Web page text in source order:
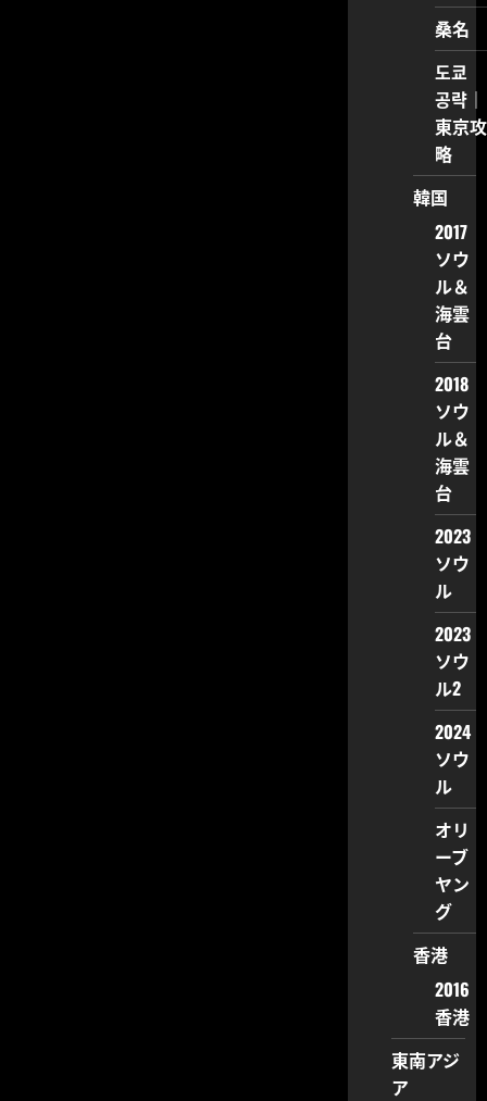
桑名
도쿄
공략｜
東京攻
略
韓国
2017
ソウ
ル＆
海雲
台
2018
ソウ
ル＆
海雲
台
2023
ソウ
ル
2023
ソウ
ル2
2024
ソウ
ル
オリ
ーブ
ヤン
グ
香港
2016
香港
東南アジ
ア